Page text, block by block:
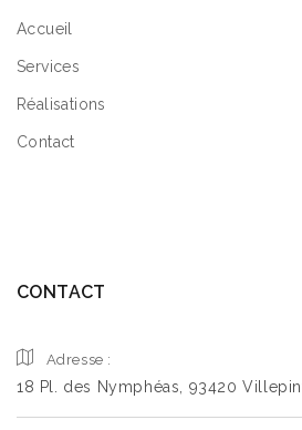
Accueil
Services
Réalisations
Contact
CONTACT
Adresse :
18 Pl. des Nymphéas, 93420